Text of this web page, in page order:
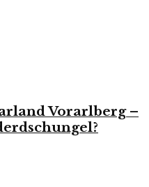
Vorarlberg –